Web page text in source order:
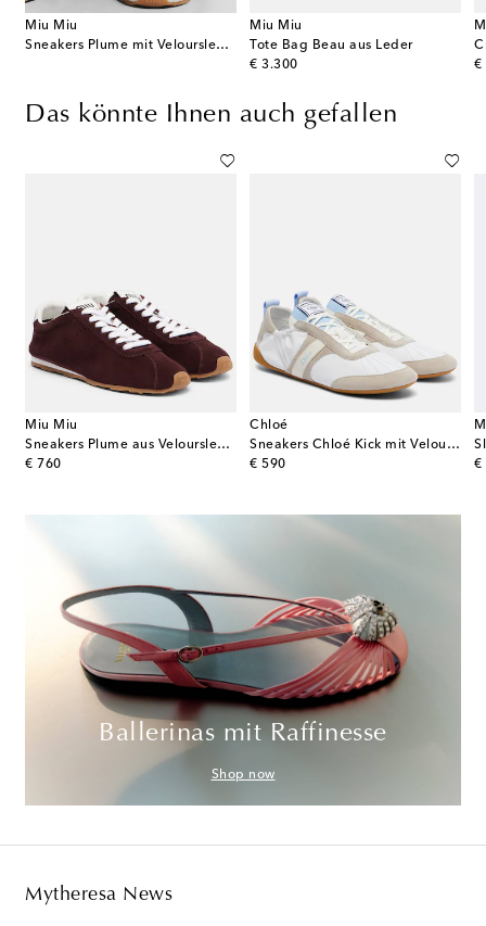
Miu Miu
Sneakers Plume mit Veloursleder
Miu Miu
Tote Bag Beau aus Leder
€ 3.300
original price
€
Das könnte Ihnen auch gefallen
Miu Miu
Sneakers Plume aus Veloursleder
€ 760
original price
Chloé
Sneakers Chloé Kick mit Veloursleder
€ 590
original price
€
Ballerinas mit Raffinesse
Shop now
Mytheresa News